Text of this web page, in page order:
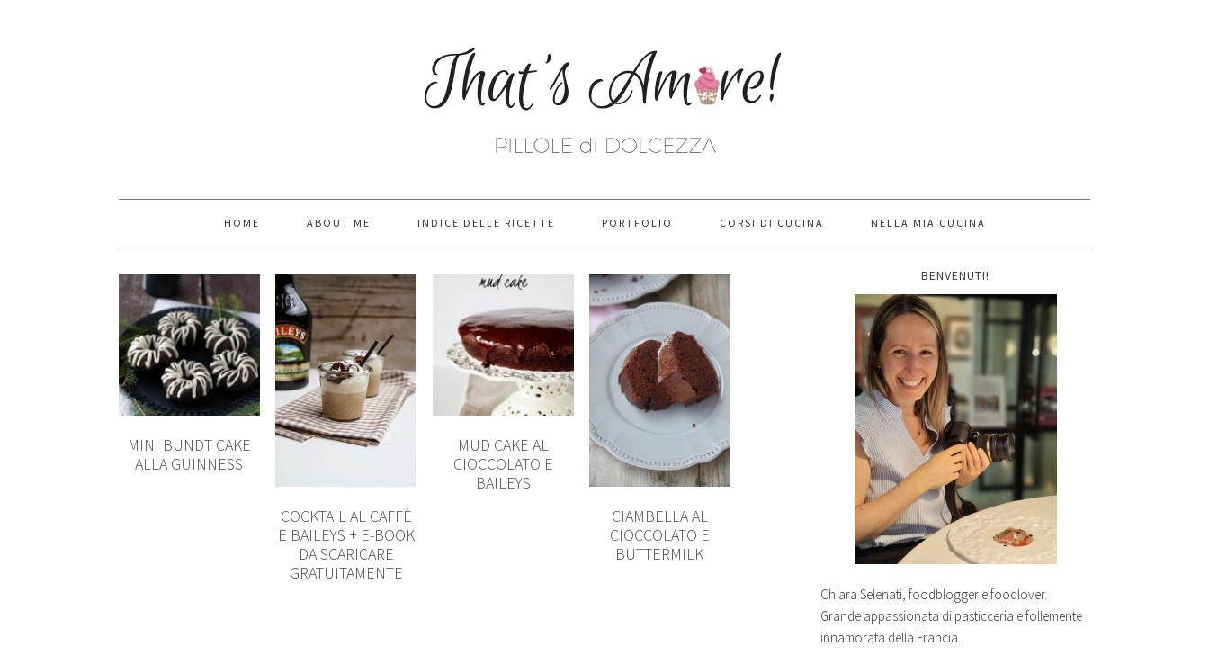
HOME ABOUT ME INDICE DELLE RICETTE PORTFOLIO CORSI DI CUCINA NELLA MIA CUCINA
MINI BUNDT CAKE
ALLA GUINNESS
COCKTAIL AL CAFFÈ
E BAILEYS + E-BOOK
DA SCARICARE
GRATUITAMENTE
MUD CAKE AL
CIOCCOLATO E
BAILEYS
CIAMBELLA AL
CIOCCOLATO E
BUTTERMILK
BENVENUTI!
Chiara Selenati, foodblogger e foodlover.
Grande appassionata di pasticceria e follemente
innamorata della Francia.